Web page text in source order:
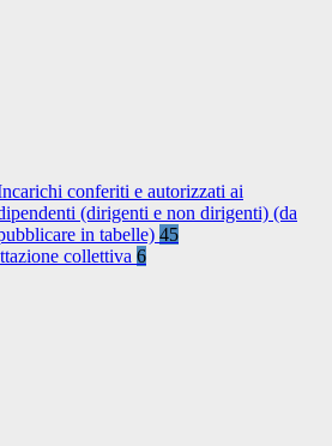
conferiti e autorizzati ai
(dirigenti e non dirigenti) (da
in tabelle) 45
collettiva 6